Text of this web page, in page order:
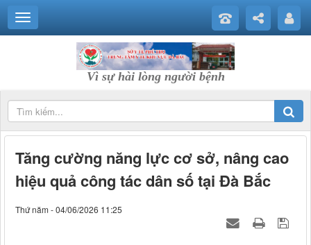
Vì sự hài lòng người bệnh
Tăng cường năng lực cơ sở, nâng cao
hiệu quả công tác dân số tại Đà Bắc
Thứ năm - 04/06/2026 11:25